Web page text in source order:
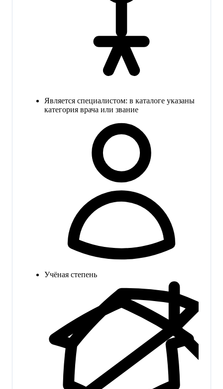
Является специалистом: в каталоге указаны
категория врача или звание
Учёная степень